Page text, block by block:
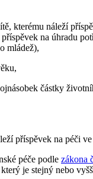
kterému náleží
na úhradu
mládež),
částky
příspěvek na péči
péče podlezákona
je stejný nebo